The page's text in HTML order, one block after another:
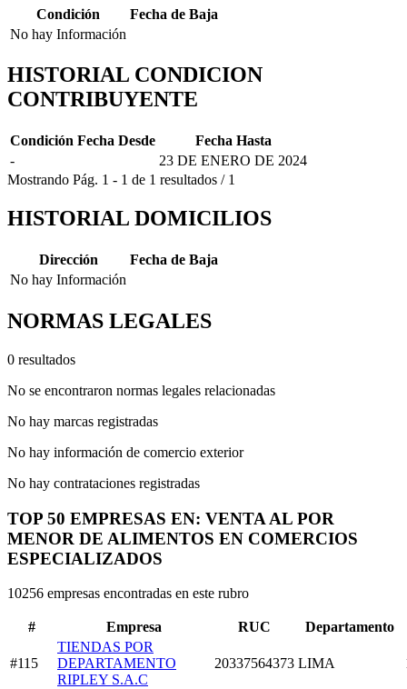
Condición
Fecha de Baja
No hay Información
HISTORIAL CONDICION
CONTRIBUYENTE
Condición Fecha Desde
Fecha Hasta
-
23 DE ENERO DE 2024
Mostrando Pág. 1 - 1 de 1 resultados / 1
HISTORIAL DOMICILIOS
Dirección
Fecha de Baja
No hay Información
NORMAS LEGALES
0 resultados
No se encontraron normas legales relacionadas
No hay marcas registradas
No hay información de comercio exterior
No hay contrataciones registradas
TOP 50 EMPRESAS EN: VENTA AL POR
MENOR DE ALIMENTOS EN COMERCIOS
ESPECIALIZADOS
10256 empresas encontradas en este rubro
# Empresa RUC Departamento
#115
TIENDAS POR
DEPARTAMENTO
RIPLEY S.A.C
20337564373 LIMA